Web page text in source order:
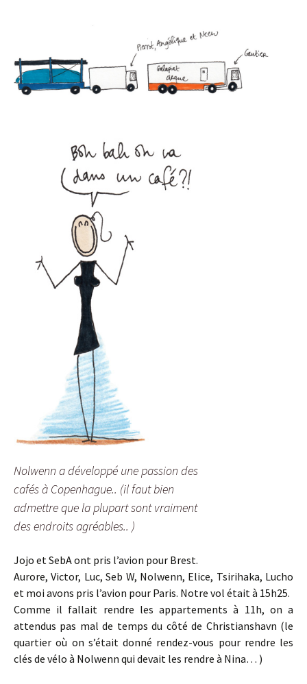
Nolwenn a développé une passion des
cafés à Copenhague.. (il faut bien
admettre que la plupart sont vraiment
des endroits agréables.. )
Jojo et SebA ont pris l’avion pour Brest.
Aurore, Victor, Luc, Seb W, Nolwenn, Elice, Tsirihaka, Lucho
et moi avons pris l’avion pour Paris. Notre vol était à 15h25.
Comme il fallait rendre les appartements à 11h, on a
attendus pas mal de temps du côté de Christianshavn (le
quartier où on s’était donné rendez-vous pour rendre les
clés de vélo à Nolwenn qui devait les rendre à Nina… )